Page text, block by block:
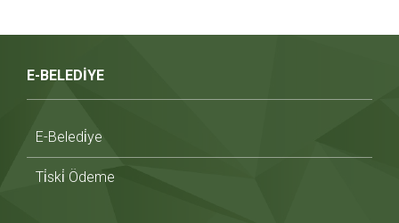
E-BELEDİYE
E-Beledi̇ye
Ti̇ski̇ Ödeme